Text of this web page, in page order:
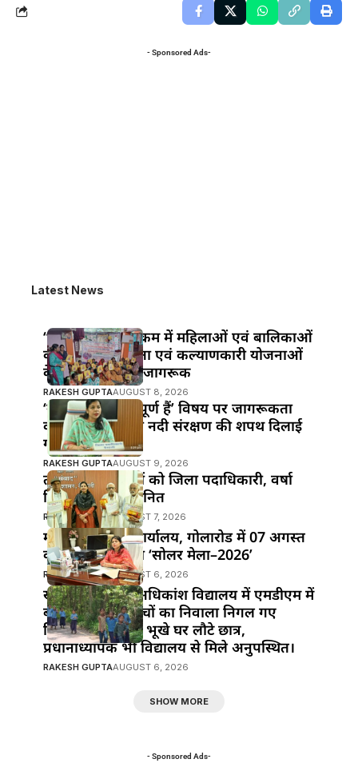
- Sponsored Ads-
Latest News
“सखी वार्ता” कार्यक्रम में महिलाओं एवं बालिकाओं
को अधिकार, सुरक्षा एवं कल्याणकारी योजनाओं
के प्रति किया गया जागरूक
RAKESH GUPTAAUGUST 8, 2026
‘नदियाँ क्यों महत्वपूर्ण हैं’ विषय पर जागरूकता
कार्यक्रम; छात्रों को नदी संरक्षण की शपथ दिलाई
गई।
RAKESH GUPTAAUGUST 9, 2026
तीन वरिष्ठ पत्रकारों को जिला पदाधिकारी, वर्षा
सिंह ने किया सम्मानित
RAKESH GUPTAAUGUST 7, 2026
महुआ के विद्युत कार्यालय, गोलारोड में 07 अगस्त
को आयोजित होगा ‘सोलर मेला–2026’
RAKESH GUPTA AUGUST 6, 2026
खानपुर प्रखंड के अधिकांश विद्यालय में एमडीएम में
बड़ी लापरवाही!बच्चों का निवाला निगल गए
जिम्मेदार,दोपहर में भूखे घर लौटे छात्र,
प्रधानाध्यापक भी विद्यालय से मिले अनुपस्थित।
RAKESH GUPTAAUGUST 6, 2026
SHOW MORE
- Sponsored Ads-